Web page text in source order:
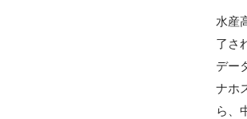
水産
了さ
デー
ナホ
ら、